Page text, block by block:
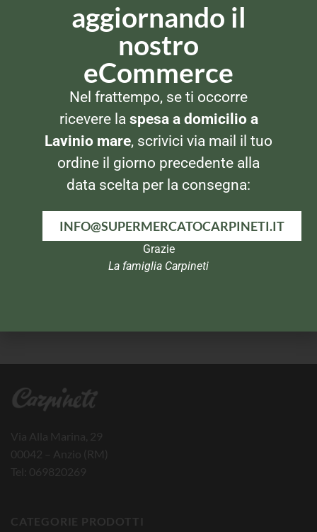
PESCE SURGELATO
Findus Croccole 3x
Findus Fiori di Merluzzo
300gr
Via Alla Marina, 29
00042 – Anzio (RM)
Tel: 069820269
CATEGORIE PRODOTTI
aggiornando il
nostro
eCommerce
Nel frattempo, se ti occorre
ricevere la spesa a domicilio a
Lavinio mare, scrivici via mail il tuo
ordine il giorno precedente alla
data scelta per la consegna:
INFO@SUPERMERCATOCARPINETI.IT
Grazie
La famiglia Carpineti